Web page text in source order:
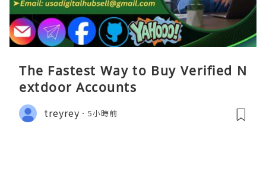
The Fastest Way to Buy Verified N
extdoor Accounts
treyrey 5小時前